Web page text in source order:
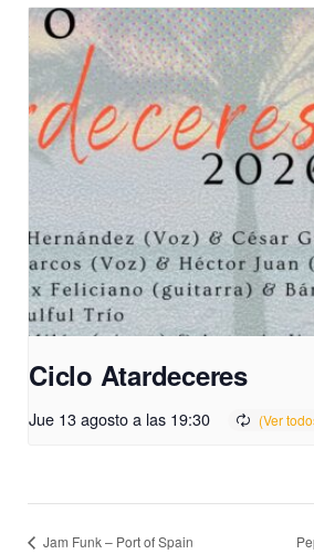
Ciclo Atardeceres
Jue 13 agosto a las 19:30
Jam Funk – Port of Spain